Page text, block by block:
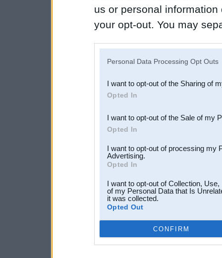
us or personal
your opt-out. You may
Downstream Participants
third parties.
Personal Data Processing Opt Outs
I want to opt-out of the Sharing of
Opted In
I want to opt-out of the Sale of my
Opted In
I want to opt-out of processing my
Advertising.
Opted In
I want to opt-out of Collection,
of my Personal Data that Is
it was collected.
Opted Out
CONFIRM